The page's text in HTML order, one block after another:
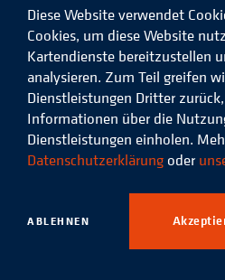
Das
NSI
Facebook
Das
NSI
auf
LinkedIn
© 2026
Studieninstitut für
Verwaltung e.V.
Datenschutz
Diese Website verwendet
Cookies, um diese Website
Kartendienste bereitzustellen
analysieren. Zum Teil greifen
Dienstleistungen Dritter
Informationen über die
Dienstleistungen einholen.
Datenschutzerklärung oder
ABLEHNEN